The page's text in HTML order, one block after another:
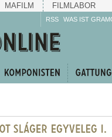
MAFILM FILMLABOR
RSS WAS IST